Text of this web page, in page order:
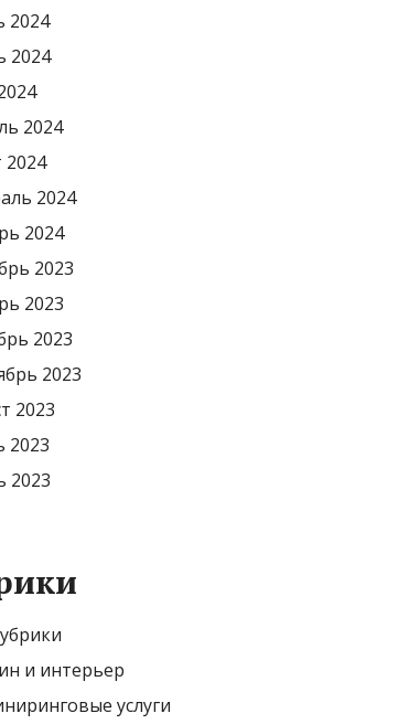
2024
2024
2024
2024
2024
2023
2023
2023
2023
2023
2023
2023
и интерьер
услуги